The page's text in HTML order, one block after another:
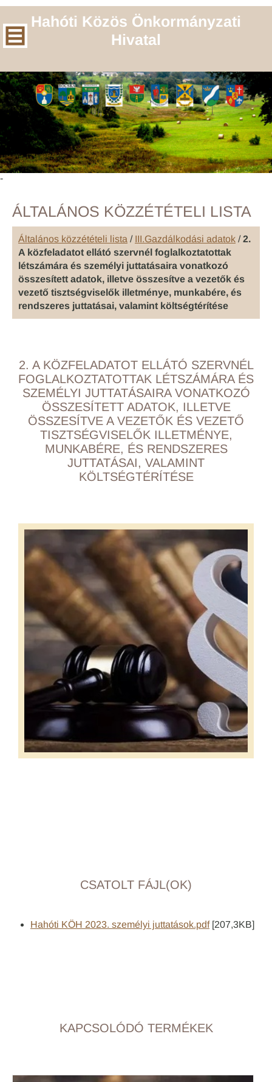
Hahóti Közös Önkormányzati
Hivatal
-
ÁLTALÁNOS KÖZZÉTÉTELI LISTA
Általános közzétételi lista / III.Gazdálkodási adatok /2.
A közfeladatot ellátó szervnél foglalkoztatottak
létszámára és személyi juttatásaira vonatkozó
összesített adatok, illetve összesítve a vezetők és
vezető tisztségviselők illetménye, munkabére, és
rendszeres juttatásai, valamint költségtérítése
2. A KÖZFELADATOT ELLÁTÓ SZERVNÉL
FOGLALKOZTATOTTAK LÉTSZÁMÁRA ÉS
SZEMÉLYI JUTTATÁSAIRA VONATKOZÓ
ÖSSZESÍTETT ADATOK, ILLETVE
ÖSSZESÍTVE A VEZETŐK ÉS VEZETŐ
TISZTSÉGVISELŐK ILLETMÉNYE,
MUNKABÉRE, ÉS RENDSZERES
JUTTATÁSAI, VALAMINT
KÖLTSÉGTÉRÍTÉSE
CSATOLT FÁJL(OK)
Hahóti KÖH 2023. személyi juttatások.pdf[207,3KB]
KAPCSOLÓDÓ TERMÉKEK